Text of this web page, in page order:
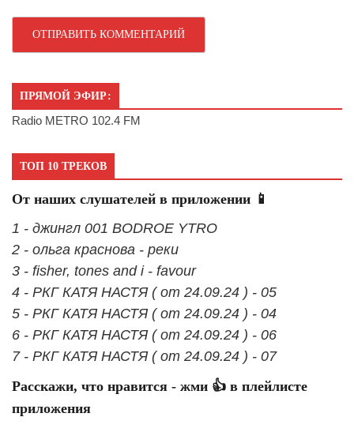
ПРЯМОЙ ЭФИР:
Radio METRO 102.4 FM
ТОП 10 ТРЕКОВ
От наших слушателей в приложении 📱
1 - джингл 001 BODROE YTRO
2 - ольга краснова - реки
3 - fisher, tones and i - favour
4 - РКГ КАТЯ НАСТЯ ( от 24.09.24 ) - 05
5 - РКГ КАТЯ НАСТЯ ( от 24.09.24 ) - 04
6 - РКГ КАТЯ НАСТЯ ( от 24.09.24 ) - 06
7 - РКГ КАТЯ НАСТЯ ( от 24.09.24 ) - 07
Расскажи, что нравится - жми 👍 в плейлисте
приложения